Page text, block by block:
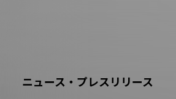
ニュース・プレスリリース